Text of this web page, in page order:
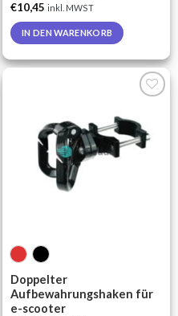
€10,45 inkl. MWST
IN DEN WARENKORB
Wunschliste
Doppelter
Aufbewahrungshaken für
e-scooter